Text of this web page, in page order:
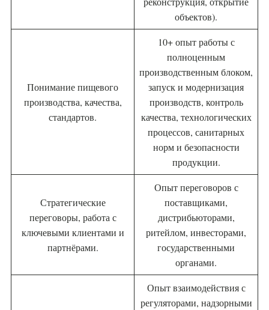
объектов).
Понимание пищевого
производства, качества,
стандартов.
10+ опыт работы с
полноценным
производственным блоком,
запуск и модернизация
производств, контроль
качества, технологических
процессов, санитарных
норм и безопасности
продукции.
Стратегические
переговоры, работа с
ключевыми клиентами и
партнёрами.
Опыт переговоров с
поставщиками,
дистрибьюторами,
ритейлом, инвесторами,
государственными
органами.
Опыт взаимодействия с
регуляторами, надзорными